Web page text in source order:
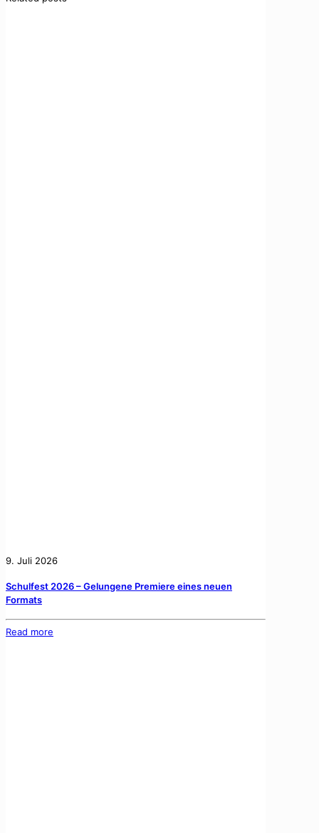
9. Juli 2026
Schulfest 2026 – Gelungene Premiere eines neuen
Formats
Read more